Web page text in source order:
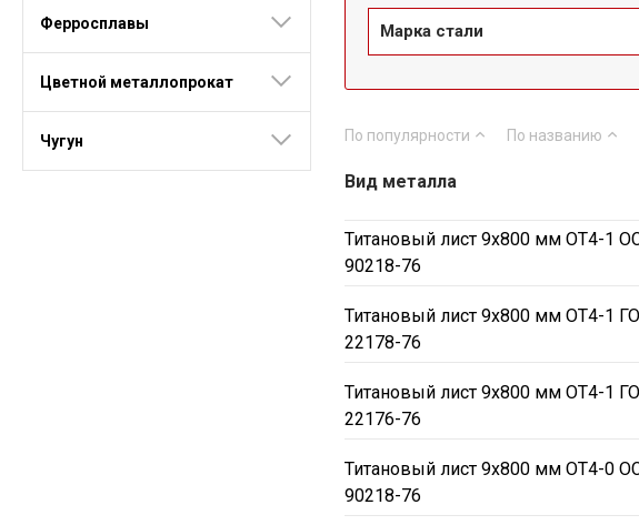
Ферросплавы
Цветной металлопрокат
Чугун
Марка стали
По популярности По названию
Вид металла
Титановый лист 9х800 мм ОТ4-1
90218-76
Титановый лист 9х800 мм ОТ4-1
22178-76
Титановый лист 9х800 мм ОТ4-1
22176-76
Титановый лист 9х800 мм ОТ4-0
90218-76